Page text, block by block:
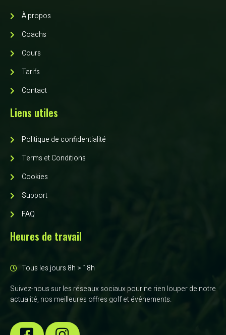
À propos
Coachs
Cours
Tarifs
Contact
Liens utiles
Politique de confidentialité
Terms et Conditions
Cookies
Support
FAQ
Heures de travail
Tous les jours 8h > 18h
Suivez-nous sur les réseaux sociaux pour ne rien louper de notre
actualité, nos meilleures offres golf et événements.